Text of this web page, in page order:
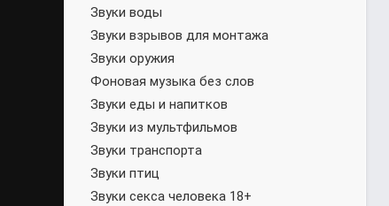
Звуки воды
Звуки взрывов для монтажа
Звуки оружия
Фоновая музыка без слов
Звуки еды и напитков
Звуки из мультфильмов
Звуки транспорта
Звуки птиц
Звуки секса человека 18+